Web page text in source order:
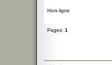
Hors ligne
Pages: 1